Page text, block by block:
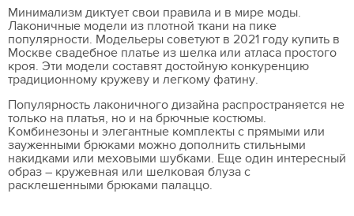
Минимализм диктует свои правила и в мире моды.
Лаконичные модели из плотной ткани на пике
популярности. Модельеры советуют в 2021 году купить в
Москве свадебное платье из шелка или атласа простого
кроя. Эти модели составят достойную конкуренцию
традиционному кружеву и легкому фатину.
Популярность лаконичного дизайна распространяется не
только на платья, но и на брючные костюмы.
Комбинезоны и элегантные комплекты с прямыми или
зауженными брюками можно дополнить стильными
накидками или меховыми шубками. Еще один интересный
образ – кружевная или шелковая блуза с
расклешенными брюками палаццо.